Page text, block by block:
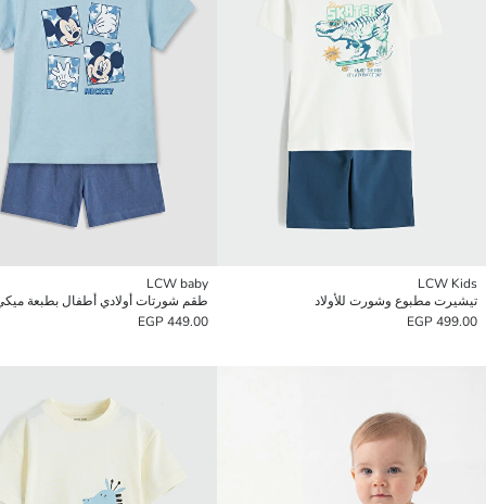
LCW Kids
تيشيرت مطبوع وشورت للأولاد
499.00 EGP
LCW baby
طقم شورتات أولادي أطفال بطبعة
449.00 EGP